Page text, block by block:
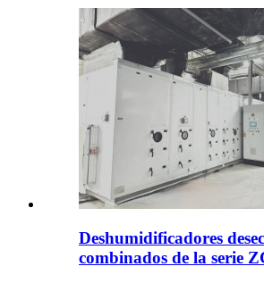
Deshumidificadores
combinados de la serie